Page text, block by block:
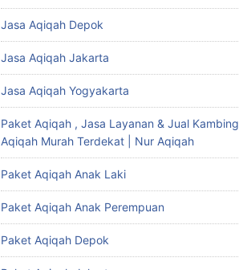
Jasa Aqiqah Depok
Jasa Aqiqah Jakarta
Jasa Aqiqah Yogyakarta
Paket Aqiqah , Jasa Layanan & Jual Kambing
Aqiqah Murah Terdekat | Nur Aqiqah
Paket Aqiqah Anak Laki
Paket Aqiqah Anak Perempuan
Paket Aqiqah Depok